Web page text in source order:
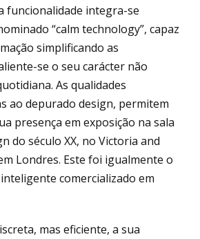
funcionalidade integra-se
“calm technology”, capaz
simplificando as
se o seu carácter não
As qualidades
ao depurado design, permitem
presença em exposição na sala
do século XX, no Victoria and
Londres. Este foi igualmente o
comercializado em
mas eficiente, a sua